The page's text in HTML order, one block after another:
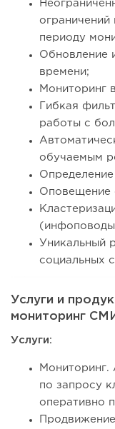
периоду
Обновление
времени;
Мониторинг
Гибкая
работы с
обучаемым
Определение
Оповещение
Уникальный
социальных
Услуги и
мониторинг
Услуги:
Мониторинг.
по запросу
оперативно